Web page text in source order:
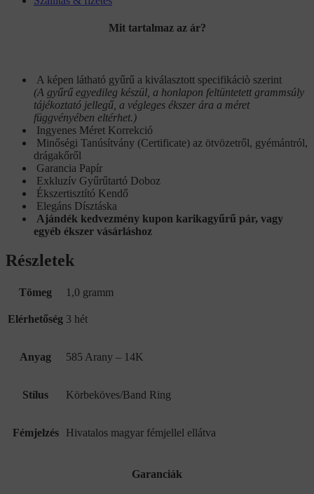
Mit tartalmaz az ár?
A képen látható gyűrű a kiválasztott specifikáciò szerint
(A gyűrű egyedileg készül, a honlapon feltüntetett grammsúly
tájékoztató jellegű, a végleges ékszer ára a méret
függvényében eltérhet.)
Ingyenes Méret Korrekció
Minőségi Tanúsítvány (Certificate) az ötvözetről, gyémántról,
drágakőről
Garancia Papír
Exkluzív Gyűrűtartó Doboz
Ékszertisztító Kendő
Elegáns Dísztáska
Ajándék kedvezmény kupon karikagyűrű pár, vagy
egyéb ékszer vásárláshoz
Részletek
Tömeg 1,0 gramm
Elérhetőség 3 hét
Anyag 585 Arany – 14K
Stílus Körbeköves/Band Ring
Fémjelzés Hivatalos magyar fémjellel ellátva
Garanciák